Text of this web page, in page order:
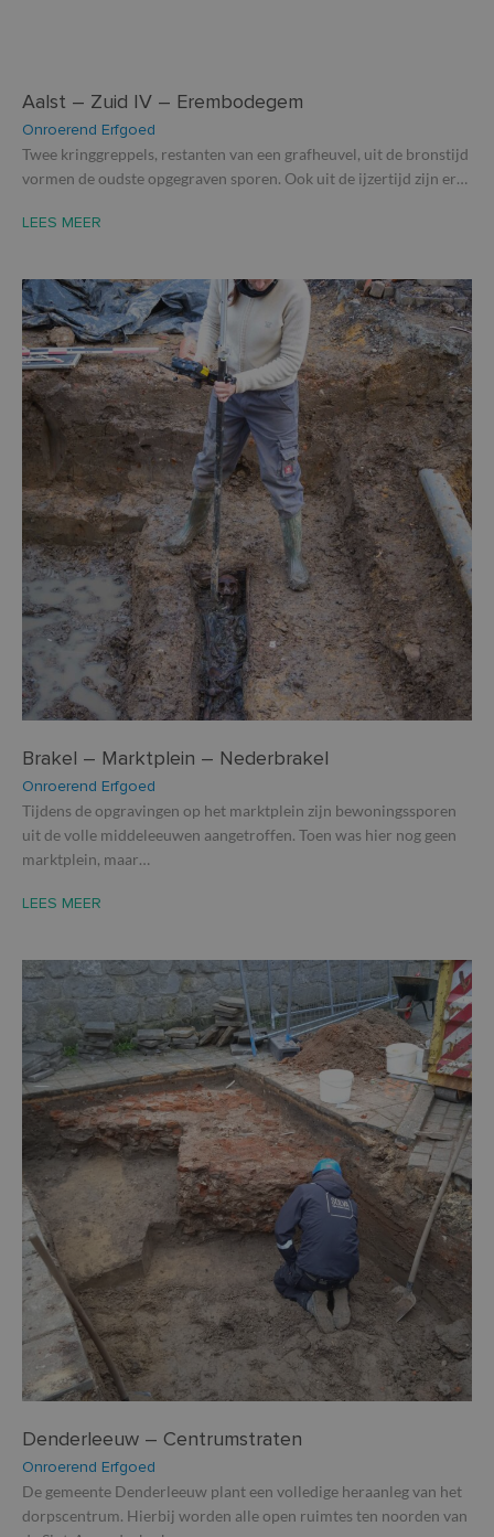
Aalst – Zuid IV – Erembodegem
Onroerend Erfgoed
Twee kringgreppels, restanten van een grafheuvel, uit de bronstijd
vormen de oudste opgegraven sporen. Ook uit de ijzertijd zijn er…
LEES MEER
Brakel – Marktplein – Nederbrakel
Onroerend Erfgoed
Tijdens de opgravingen op het marktplein zijn bewoningssporen
uit de volle middeleeuwen aangetroffen. Toen was hier nog geen
marktplein, maar…
LEES MEER
Denderleeuw – Centrumstraten
Onroerend Erfgoed
De gemeente Denderleeuw plant een volledige heraanleg van het
dorpscentrum. Hierbij worden alle open ruimtes ten noorden van